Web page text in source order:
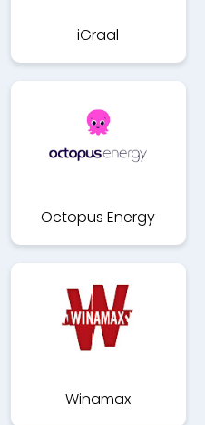
iGraal
Octopus Energy
Winamax